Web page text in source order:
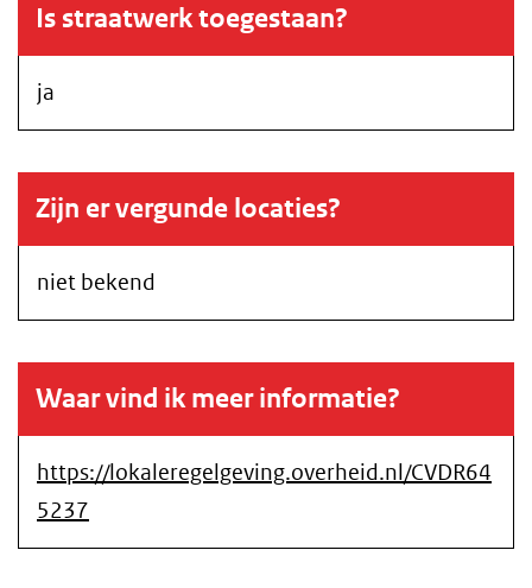
Is straatwerk toegestaan?
ja
Zijn er vergunde locaties?
niet bekend
Waar vind ik meer informatie?
https://lokaleregelgeving.overheid.nl/CVDR64
5237